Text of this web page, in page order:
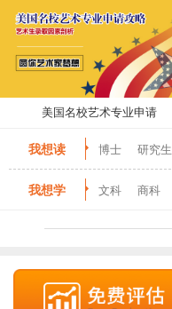
美国名校艺术专业申请
我想读 博士 研究生
我想学 文科 商科